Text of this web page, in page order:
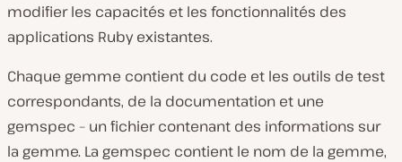
modifier les capacités et les fonctionnalités des
applications Ruby existantes.
Chaque gemme contient du code et les outils de test
correspondants, de la documentation et une
gemspec – un fichier contenant des informations sur
la gemme. La gemspec contient le nom de la gemme,